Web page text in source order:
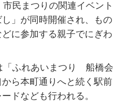
民まつりの関連イベント
し」が同時開催され、もの
に参加する親子でにぎわ
ふれあいまつり 船橋会
ら本町通りへと続く駅前
ドなども行われる。